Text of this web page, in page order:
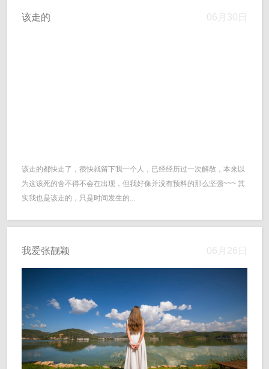
该走的 06月30日
该走的都快走了，很快就留下我一个人，已经经历过一次解散，本来以
为这该死的舍不得不会在出现，但我好像并没有预料的那么坚强~~~ 其
实我也是该走的，只是时间发生的...
我爱张靓颖 06月26日